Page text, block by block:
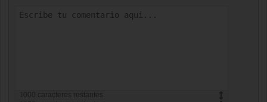
caracteres restantes